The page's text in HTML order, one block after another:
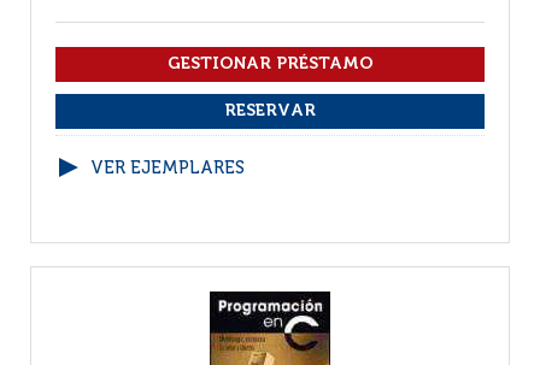
VER EJEMPLARES